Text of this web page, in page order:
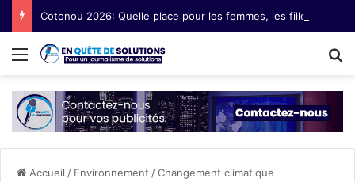
Menu
Accueil / Environnement /Changement climatique